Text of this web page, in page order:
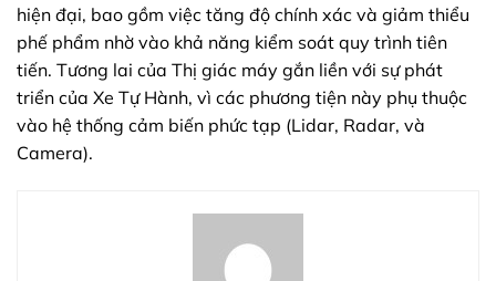
hiện đại, bao gồm việc tăng độ chính xác và giảm thiểu
phế phẩm nhờ vào khả năng kiểm soát quy trình tiên
tiến. Tương lai của Thị giác máy gắn liền với sự phát
triển của Xe Tự Hành, vì các phương tiện này phụ thuộc
vào hệ thống cảm biến phức tạp (Lidar, Radar, và
Camera).